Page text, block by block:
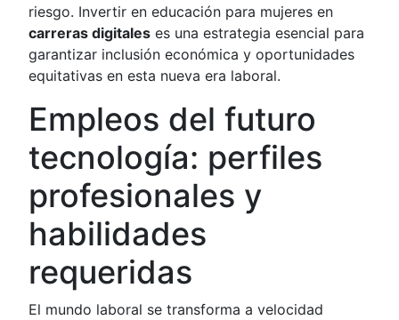
riesgo. Invertir en educación para mujeres en
carreras digitales es una estrategia esencial para
garantizar inclusión económica y oportunidades
equitativas en esta nueva era laboral.
Empleos del futuro
tecnología: perfiles
profesionales y
habilidades
requeridas
El mundo laboral se transforma a velocidad